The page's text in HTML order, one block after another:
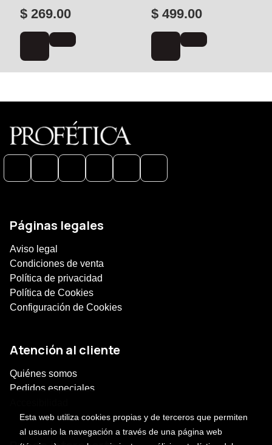
$ 269.00 $ 499.00
Páginas legales
Aviso legal
Condiciones de venta
Política de privacidad
Política de Cookies
Configuración de Cookies
Atención al cliente
Quiénes somos
Pedidos especiales
Esta web utiliza cookies propias y de terceros que permiten
al usuario la navegación a través de una página web